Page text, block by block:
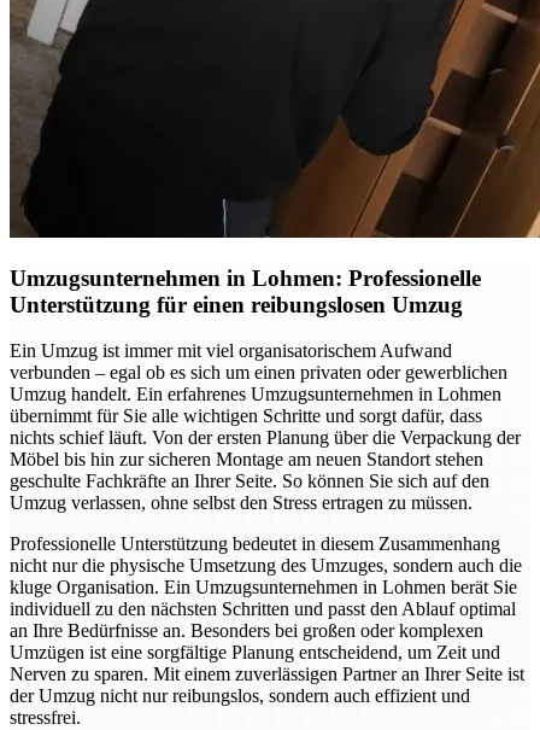
Umzugsunternehmen in Lohmen: Professionelle
Unterstützung für einen reibungslosen Umzug
Ein Umzug ist immer mit viel organisatorischem Aufwand
verbunden – egal ob es sich um einen privaten oder gewerblichen
Umzug handelt. Ein erfahrenes Umzugsunternehmen in Lohmen
übernimmt für Sie alle wichtigen Schritte und sorgt dafür, dass
nichts schief läuft. Von der ersten Planung über die Verpackung der
Möbel bis hin zur sicheren Montage am neuen Standort stehen
geschulte Fachkräfte an Ihrer Seite. So können Sie sich auf den
Umzug verlassen, ohne selbst den Stress ertragen zu müssen.
Professionelle Unterstützung bedeutet in diesem Zusammenhang
nicht nur die physische Umsetzung des Umzuges, sondern auch die
kluge Organisation. Ein Umzugsunternehmen in Lohmen berät Sie
individuell zu den nächsten Schritten und passt den Ablauf optimal
an Ihre Bedürfnisse an. Besonders bei großen oder komplexen
Umzügen ist eine sorgfältige Planung entscheidend, um Zeit und
Nerven zu sparen. Mit einem zuverlässigen Partner an Ihrer Seite ist
der Umzug nicht nur reibungslos, sondern auch effizient und
stressfrei.